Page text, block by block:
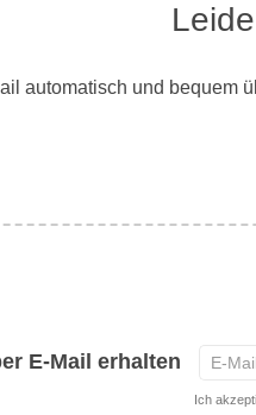
automatisch und bequem
E-Mail erhalten
E-
Mail-
Ich